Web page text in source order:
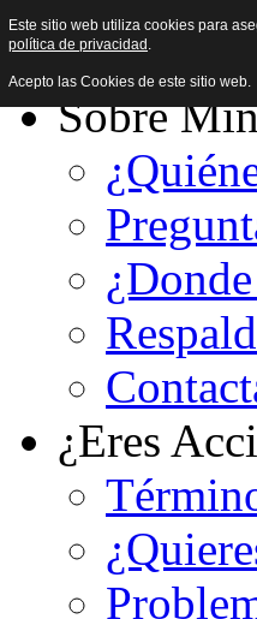
Sobre
¿Eres
Este sitio web utiliza cookies para
política de privacidad .
Acepto las Cookies de este sitio web.